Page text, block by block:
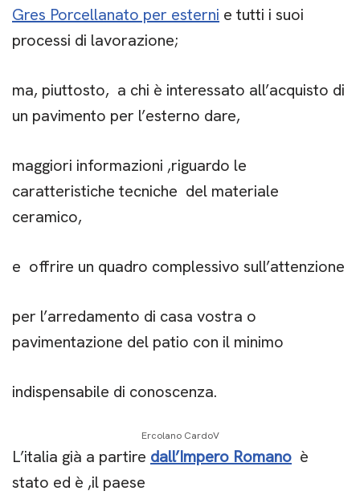
Gres Porcellanato per esterni e tutti i suoi
processi di lavorazione;
ma, piuttosto, a chi è interessato all’acquisto di
un pavimento per l’esterno dare,
maggiori informazioni ,riguardo le
caratteristiche tecniche del materiale
ceramico,
e offrire un quadro complessivo sull’attenzione
per l’arredamento di casa vostra o
pavimentazione del patio con il minimo
indispensabile di conoscenza.
Ercolano CardoV
L’italia già a partire dall’Impero Romano è
stato ed è ,il paese